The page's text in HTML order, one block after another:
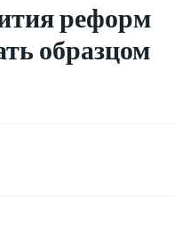
реформ
образцом